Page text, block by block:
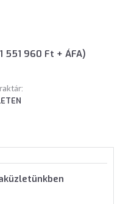
551 960 Ft + ÁFA)